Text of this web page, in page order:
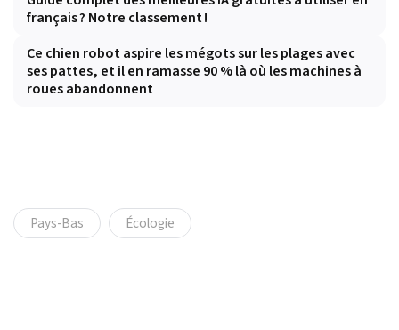
français ? Notre classement !
Ce chien robot aspire les mégots sur les plages avec
ses pattes, et il en ramasse 90 % là où les machines à
roues abandonnent
Pays-Bas Écologie